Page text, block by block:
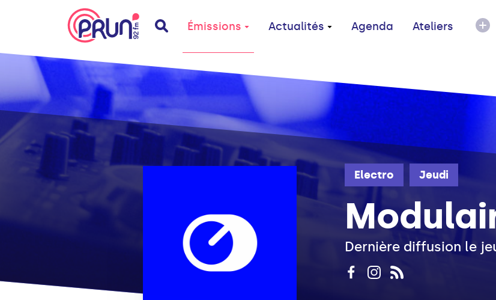
Émissions Actualités Agenda Ateliers
Electro Jeudi
Dernière diffusion le